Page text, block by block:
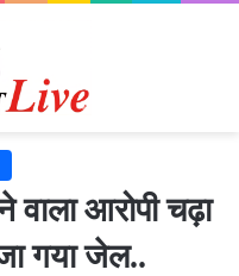
वाला आरोपी चढ़ा
गया जेल..